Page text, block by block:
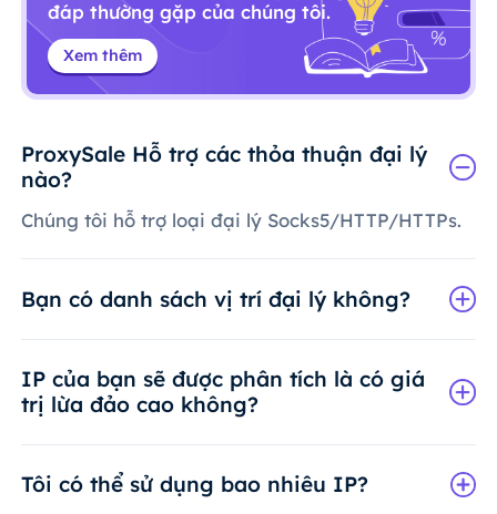
đáp thường gặp của chúng tôi.
Xem thêm
ProxySale Hỗ trợ các thỏa thuận đại lý
nào?
Chúng tôi hỗ trợ loại đại lý Socks5/HTTP/HTTPs.
Bạn có danh sách vị trí đại lý không?
IP của bạn sẽ được phân tích là có giá
trị lừa đảo cao không?
Tôi có thể sử dụng bao nhiêu IP?